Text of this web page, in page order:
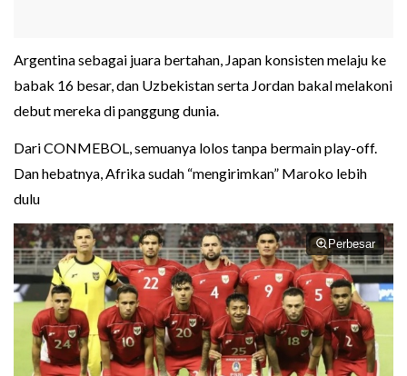
Argentina sebagai juara bertahan, Japan konsisten melaju ke
babak 16 besar, dan Uzbekistan serta Jordan bakal melakoni
debut mereka di panggung dunia.
Dari CONMEBOL, semuanya lolos tanpa bermain play-off.
Dan hebatnya, Afrika sudah “mengirimkan” Maroko lebih
dulu
Perbesar